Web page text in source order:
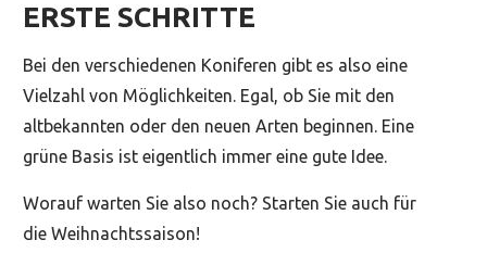
ERSTE SCHRITTE
Bei den verschiedenen Koniferen gibt es also eine
Vielzahl von Möglichkeiten. Egal, ob Sie mit den
altbekannten oder den neuen Arten beginnen. Eine
grüne Basis ist eigentlich immer eine gute Idee.
Worauf warten Sie also noch? Starten Sie auch für
die Weihnachtssaison!